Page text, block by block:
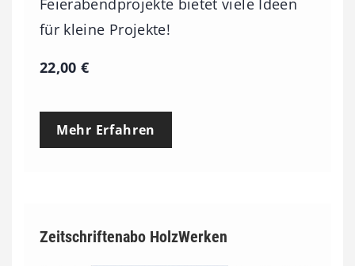
Feierabendprojekte bietet viele Ideen
für kleine Projekte!
22,00€
Mehr Erfahren
Zeitschriftenabo HolzWerken